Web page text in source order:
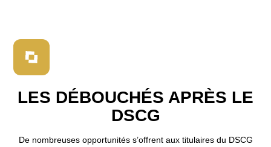
LES DÉBOUCHÉS APRÈS LE
DSCG
De nombreuses opportunités s’offrent aux titulaires du DSCG